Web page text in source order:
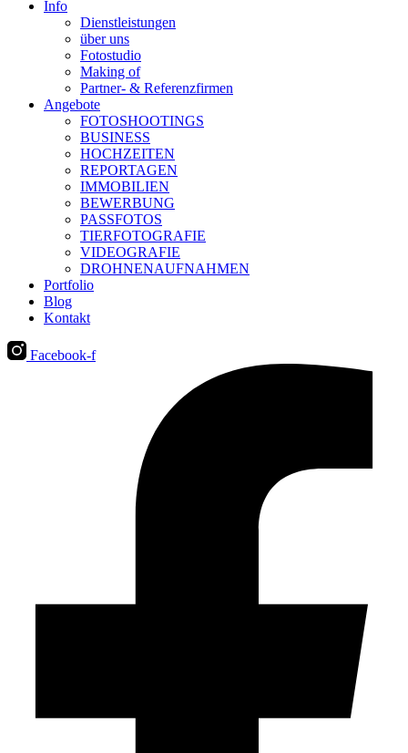
Info
Dienstleistungen
über uns
Fotostudio
Making of
Partner- & Referenzfirmen
Angebote
FOTOSHOOTINGS
BUSINESS
HOCHZEITEN
REPORTAGEN
IMMOBILIEN
BEWERBUNG
PASSFOTOS
TIERFOTOGRAFIE
VIDEOGRAFIE
DROHNENAUFNAHMEN
Portfolio
Blog
Kontakt
Facebook-f